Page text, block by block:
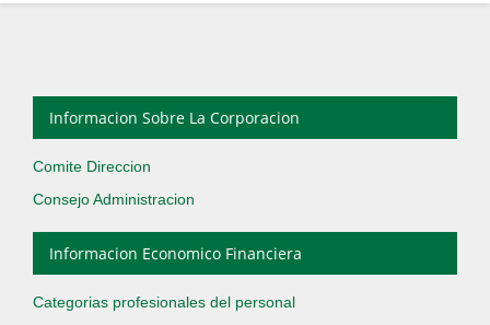
Informacion Sobre La Corporacion
Comite Direccion
Consejo Administracion
Informacion Economico Financiera
Categorias profesionales del personal